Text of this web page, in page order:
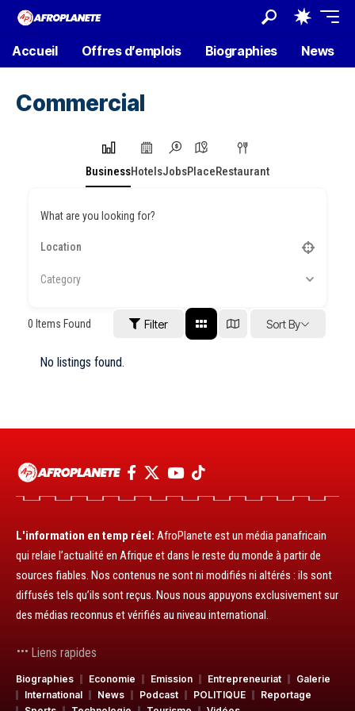
Accueil Offres d’emplois Biographies News
Commercial
BusinessHotelsJobsPlaceRestaurant
What are you looking for?
Category
0 Items Found Filter Sort By
No listings found.
L'information en temp réel: AfroPlanete est un média panafricain
qui relaie l’actualité en Afrique et dans le reste du monde à partir de
sources fiables. Nos contenus ne sont ni modifiés ni altérés : ils sont
diffusés tels qu’ils sont reçus. Nous nous appuyons exclusivement sur
des médias reconnus et vérifiés au niveau international.
Liens rapides
Biographies Economie Emission Entrepreneuriat
Galerie
International
News Podcast POLITIQUE
Reportage